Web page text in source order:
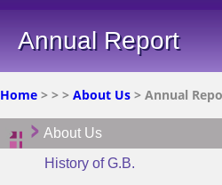
Annual Report
Home > > > About Us > Annual
About Us
History of G.B.